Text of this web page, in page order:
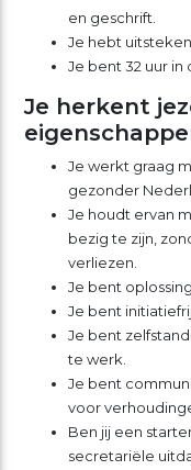
en geschrift.
Je hebt
Je bent 32 uur in
Je herkent
Je werkt graag
gezonder
Je houdt ervan
bezig te zijn,
verliezen.
Je bent
Je bent
Je bent
te werk.
Je bent
voor
Ben jij een
secretariële